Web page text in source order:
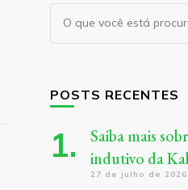
Procurando
algo?
POSTS RECENTES
Saiba mais
indutivo da
27 de julho de 2026